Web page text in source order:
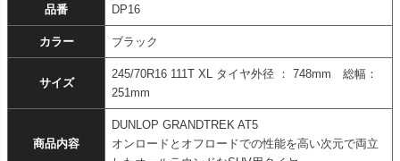
品番 DP16
カラー ブラック
サイズ
245/70R16 111T XL タイヤ外径 ： 748mm 総幅：
251mm
商品内容
DUNLOP GRANDTREK AT5
オンロードとオフロードでの性能を高い次元で両立